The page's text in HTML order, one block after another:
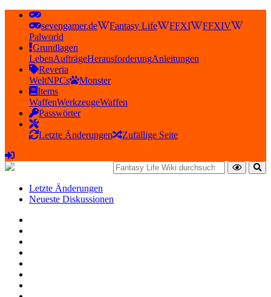
sevengamer.de Fantasy Life FFXI
FFXIV
Palworld
Grundlagen
LebenAufträgeHerausforderungAnleitungen
Reveria
WeltNPCs
Monster
Items
WaffenWerkzeugeWaffen
Passwörter
Letzte Änderungen Zufällige Seite
Letzte Änderungen
Neueste Diskussionen